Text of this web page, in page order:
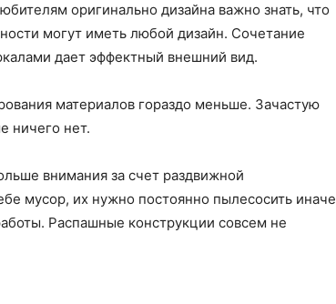
оригинально дизайна важно знать, что
могут иметь любой дизайн. Сочетание
дает эффектный внешний вид.
материалов гораздо меньше. Зачастую
ничего нет.
внимания за счет раздвижной
мусор, их нужно постоянно пылесосить иначе
Распашные конструкции совсем не